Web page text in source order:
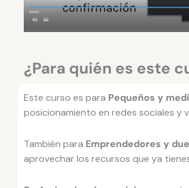
¿Para quién es este
Este curso es para Pequeños y
posicionamiento en redes sociales y
También para Emprendedores y
aprovechar los recursos que ya